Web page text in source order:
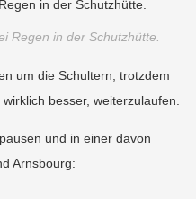
Regen in der Schutzhütte.
um die Schultern, trotzdem
besser, weiterzulaufen.
und in einer davon
Arnsbourg: